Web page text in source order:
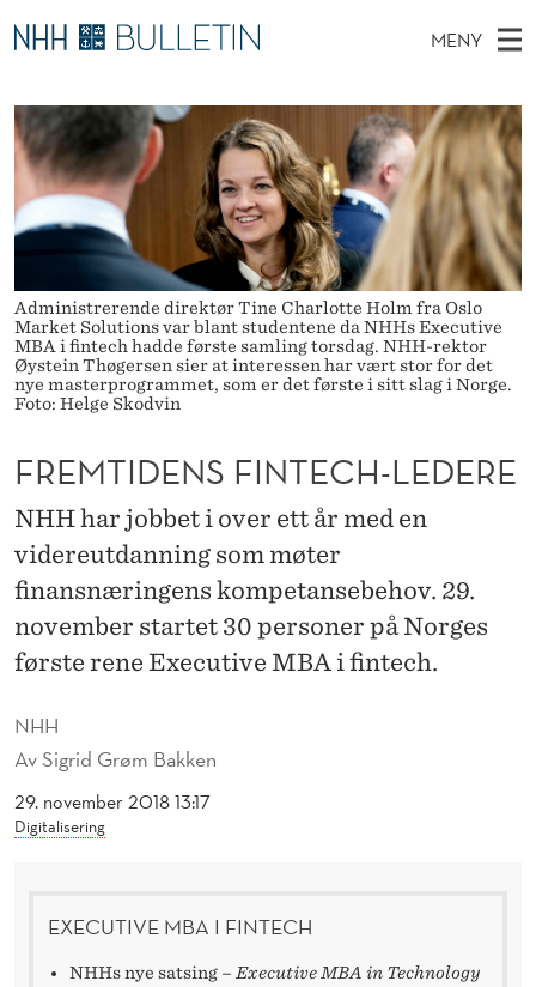
F
R
E
M
T
D
E
N
S
F
N
T
E
C
H
L
MENY
O
V
E
D
M
E
N
Y
Ø
K
I
N
E
T
S
T
E
T
Stipendiater og nye forskerprofiler
Disputaser
Ekspertutvalg
Om Bulletin
Administrerende direktør Tine Charlotte Holm fra Oslo
Market Solutions var blant studentene da NHHs Executive
MBA i fintech hadde første samling torsdag. NHH-rektor
Øystein Thøgersen sier at interessen har vært stor for det
nye masterprogrammet, som er det første i sitt slag i Norge.
Foto: Helge Skodvin
NHH
AvSigrid Grøm Bakken
29. november 2018 13:17
Digitalisering
FREMTIDENS FINTECH-LEDERE
NHH har jobbet i over ett år med en
videreutdanning som møter
finansnæringens kompetansebehov. 29.
november startet 30 personer på Norges
første rene Executive MBA i fintech.
EXECUTIVE MBA I FINTECH
NHHs nye satsing – Executive MBA in Technology